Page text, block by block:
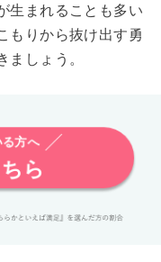
生まれることも多い
もりから抜け出す勇
ましょう。
方へ
ら